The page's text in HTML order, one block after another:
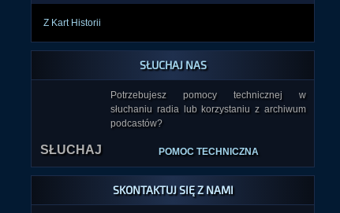
Z Kart Historii
SŁUCHAJ NAS
Potrzebujesz pomocy technicznej w
słuchaniu radia lub korzystaniu z archiwum
podcastów?
POMOC TECHNICZNA
SKONTAKTUJ SIĘ Z NAMI